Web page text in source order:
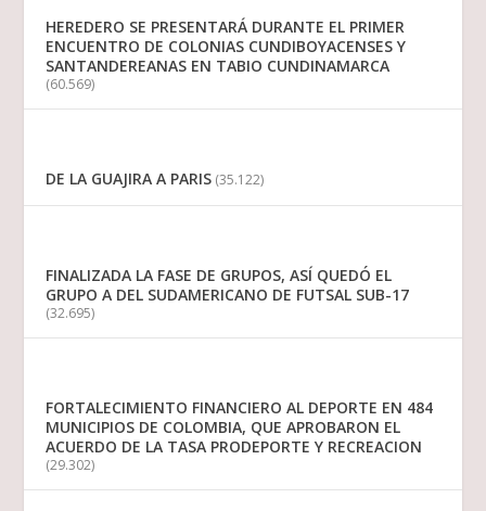
HEREDERO SE PRESENTARÁ DURANTE EL PRIMER
ENCUENTRO DE COLONIAS CUNDIBOYACENSES Y
SANTANDEREANAS EN TABIO CUNDINAMARCA
(60.569)
DE LA GUAJIRA A PARIS (35.122)
FINALIZADA LA FASE DE GRUPOS, ASÍ QUEDÓ EL
GRUPO A DEL SUDAMERICANO DE FUTSAL SUB-17
(32.695)
FORTALECIMIENTO FINANCIERO AL DEPORTE EN 484
MUNICIPIOS DE COLOMBIA, QUE APROBARON EL
ACUERDO DE LA TASA PRODEPORTE Y RECREACION
(29.302)